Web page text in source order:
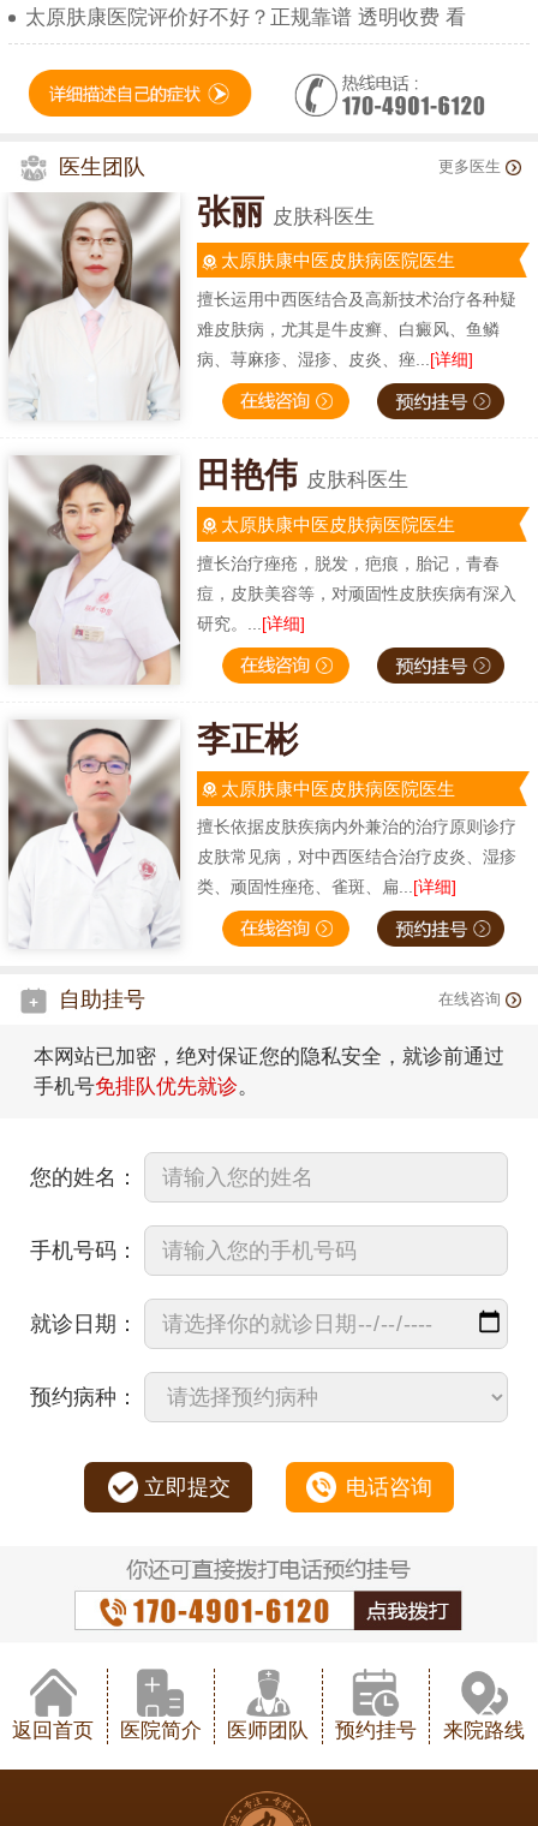
太原肤康医院评价好不好？正规靠谱 透明收费 看
医生团队 更多医生
张丽 皮肤科医生
太原肤康中医皮肤病医院医生
擅长运用中西医结合及高新技术治疗各种疑
难皮肤病，尤其是牛皮癣、白癜风、鱼鳞
病、荨麻疹、湿疹、皮炎、痤... [详细]
田艳伟 皮肤科医生
太原肤康中医皮肤病医院医生
擅长治疗痤疮，脱发，疤痕，胎记，青春
痘，皮肤美容等，对顽固性皮肤疾病有深入
研究。... [详细]
李正彬
太原肤康中医皮肤病医院医生
擅长依据皮肤疾病内外兼治的治疗原则诊疗
皮肤常见病，对中西医结合治疗皮炎、湿疹
类、顽固性痤疮、雀斑、扁...[详细]
自助挂号 在线咨询
本网站已加密，绝对保证您的隐私安全，就诊前通过
手机号免排队优先就诊。
您的姓名：
手机号码：
就诊日期：
预约病种：
立即提交 电话咨询
返回首页 医院简介 医师团队 预约挂号 来院路线